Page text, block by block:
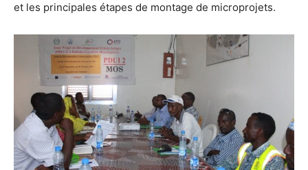
et les principales étapes de montage de microprojets.